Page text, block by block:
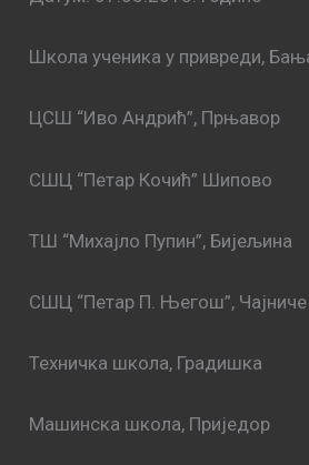
Школа ученика у привреди,
ЦСШ “Иво Андрић”, Прњавор
СШЦ “Петар Кочић” Шипово
ТШ “Михајло Пупин”, Бијељина
СШЦ “Петар П. Његош”, Чајниче
Техничка школа, Градишка
Машинска школа, Приједор